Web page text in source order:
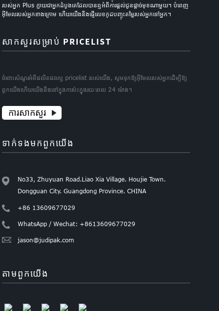
របស់អ្នក Plus ក្លាយជាអ្នកដំបូងគេដែលបានឮអំពីការផ្តល់ជូនផ្តាច់មុខណាមួយ។ បំពេញ
អ៊ីមែលរបស់អ្នកខាងក្រោម ហើយយើងនឹងផ្ញើលេខកូដបញ្ចុះតម្លៃរបស់អ្នកទៅអ្នក។
សាកសួរសម្រាប់ PRICELIST
ចំពោះសំណួរអំពីផលិតផលឬ pricelist របស់យើង, សូមទុកឱ្យអ៊ីមែលរបស់អ្នកដើម្បីឱ្យ
ពួកយើងហើយយើងនឹងនៅក្នុងការប៉ះក្នុងរយៈពេល 24 ម៉ោង។
ការសាកសួរ
ទាក់ទង​មក​ពួក​យើង
No33, Zhuyuan Road.Liao Xia Village. Houjie Town.
Dongguan City. Guangdong Province. CHINA
+86 13609677029
WhatsApp / Wechat: +8613609677029
jason@judipak.com
តាម​ពួក​យើង